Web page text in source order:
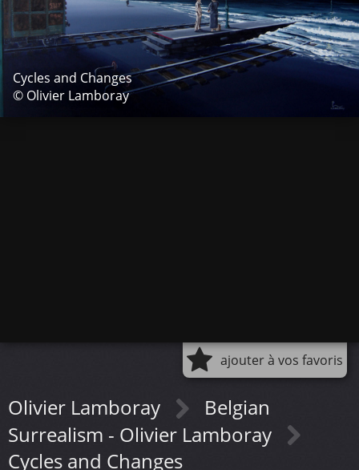
Cycles and Changes
© Olivier Lamboray
ajouter à vos favoris
Olivier Lamboray
Belgian
Surrealism - Olivier Lamboray
Cycles and Changes